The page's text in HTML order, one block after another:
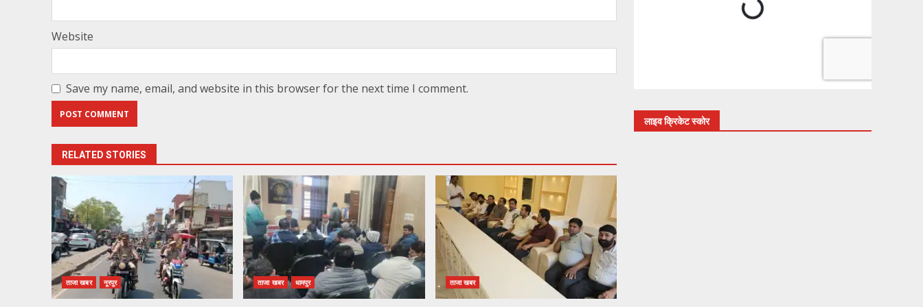
Website
Save my name, email, and website in this browser for the next time I comment.
RELATED STORIES
ताजा खबर नूरपुर ताजा खबर धामपुर ताजा खबर
लाइव क्रिकेट स्कोर